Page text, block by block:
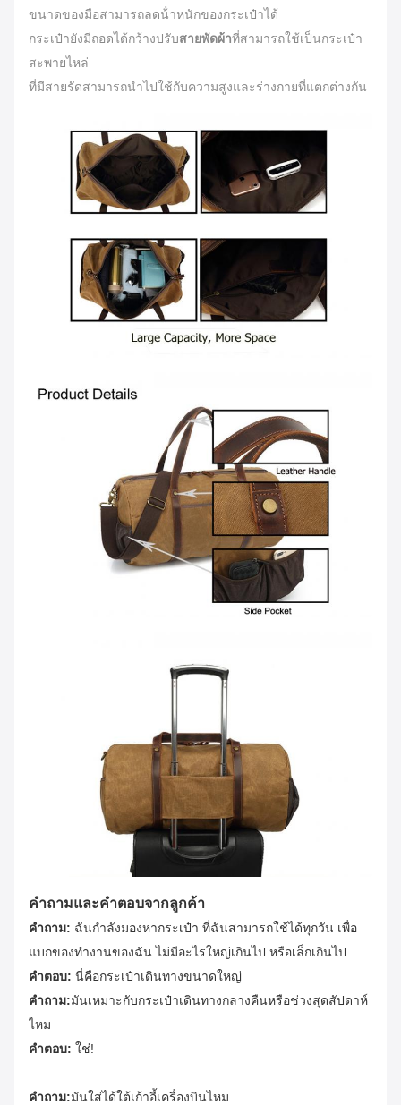
ขนาดของมือสามารถลดน้ําหนักของกระเป๋าได้
กระเป๋ายังมีถอดได้กว้างปรับสายพัดผ้าที่สามารถใช้เป็นกระเป๋า
สะพายไหล่
ที่มีสายรัดสามารถนําไปใช้กับความสูงและร่างกายที่แตกต่างกัน
คําถามและคําตอบจากลูกค้า
คําถาม: ฉันกําลังมองหากระเป๋า ที่ฉันสามารถใช้ได้ทุกวัน เพื่อ
แบกของทํางานของฉัน ไม่มีอะไรใหญ่เกินไป หรือเล็กเกินไป
คําตอบ: นี่คือกระเป๋าเดินทางขนาดใหญ่
คําถาม:มันเหมาะกับกระเป๋าเดินทางกลางคืนหรือช่วงสุดสัปดาห์
ไหม
คําตอบ: ใช่!
คําถาม:มันใส่ได้ใต้เก้าอี้เครื่องบินไหม